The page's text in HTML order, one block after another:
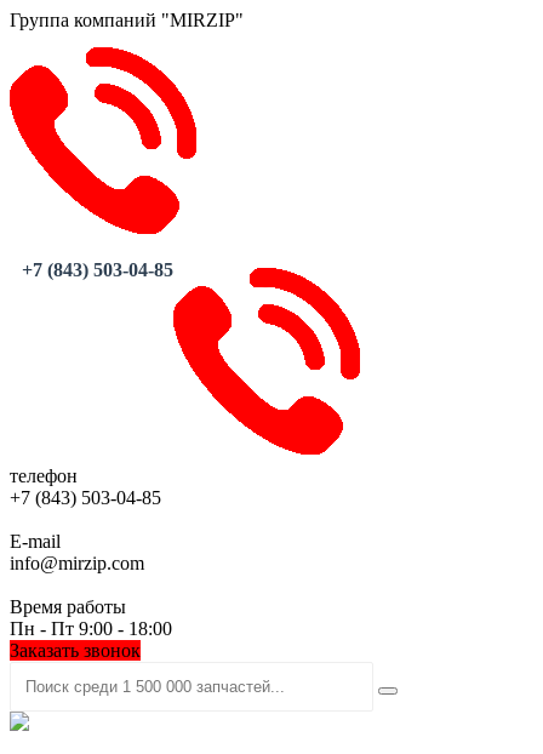
Группа компаний "MIRZIP"
+7 (843) 503-04-85
телефон
+7 (843) 503-04-85
E-mail
info@mirzip.com
Время работы
Пн - Пт 9:00 - 18:00
Заказать звонок